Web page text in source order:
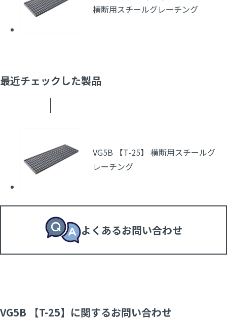
横断用スチールグレーチング
最近チェックした製品
VG5B 【T-25】 横断用スチールグ
レーチング
よくあるお問い合わせ
VG5B 【T-25】に関するお問い合わせ